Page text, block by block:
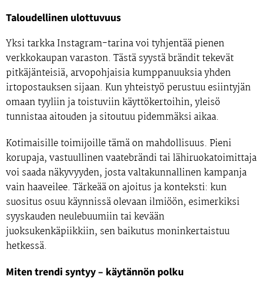
Taloudellinen ulottuvuus
Yksi tarkka Instagram-tarina voi tyhjentää pienen
verkkokaupan varaston. Tästä syystä brändit tekevät
pitkäjänteisiä, arvopohjaisia kumppanuuksia yhden
irtopostauksen sijaan. Kun yhteistyö perustuu esiintyjän
omaan tyyliin ja toistuviin käyttökertoihin, yleisö
tunnistaa aitouden ja sitoutuu pidemmäksi aikaa.
Kotimaisille toimijoille tämä on mahdollisuus. Pieni
korupaja, vastuullinen vaatebrändi tai lähiruokatoimittaja
voi saada näkyvyyden, josta valtakunnallinen kampanja
vain haaveilee. Tärkeää on ajoitus ja konteksti: kun
suositus osuu käynnissä olevaan ilmiöön, esimerkiksi
syyskauden neulebuumiin tai kevään
juoksukenkäpiikkiin, sen baikutus moninkertaistuu
hetkessä.
Miten trendi syntyy – käytännön polku